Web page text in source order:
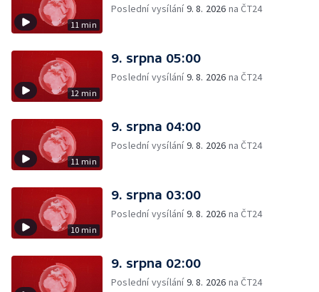
11 min
Poslední vysílání9. 8. 2026 na ČT24
12 min
9. srpna 05:00
Poslední vysílání9. 8. 2026 na ČT24
11 min
9. srpna 04:00
Poslední vysílání9. 8. 2026 na ČT24
10 min
9. srpna 03:00
Poslední vysílání9. 8. 2026 na ČT24
9. srpna 02:00
Poslední vysílání9. 8. 2026 na ČT24